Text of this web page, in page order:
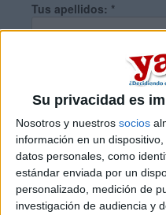
Su privacidad es
Nosotros y nuestros socios
información en un
datos personales, como
estándar enviada por un
personalizado, medición de
investigación de audiencia y
Tus apellidos: *
¿Qué quieres